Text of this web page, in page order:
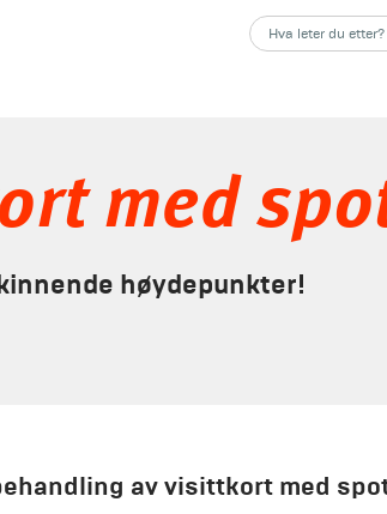
med
høydepunkter!
av visittkort med